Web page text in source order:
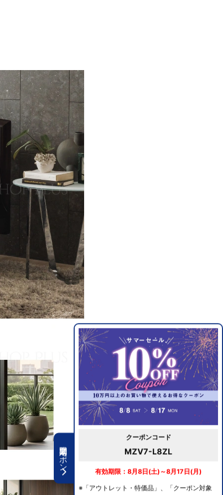
期間限定クーポン
クーポンコード
MZV7-L8ZL
有効期限：8月8日(土)～8月17日(月)
※「アウトレット・特価品」、「クーポン対象